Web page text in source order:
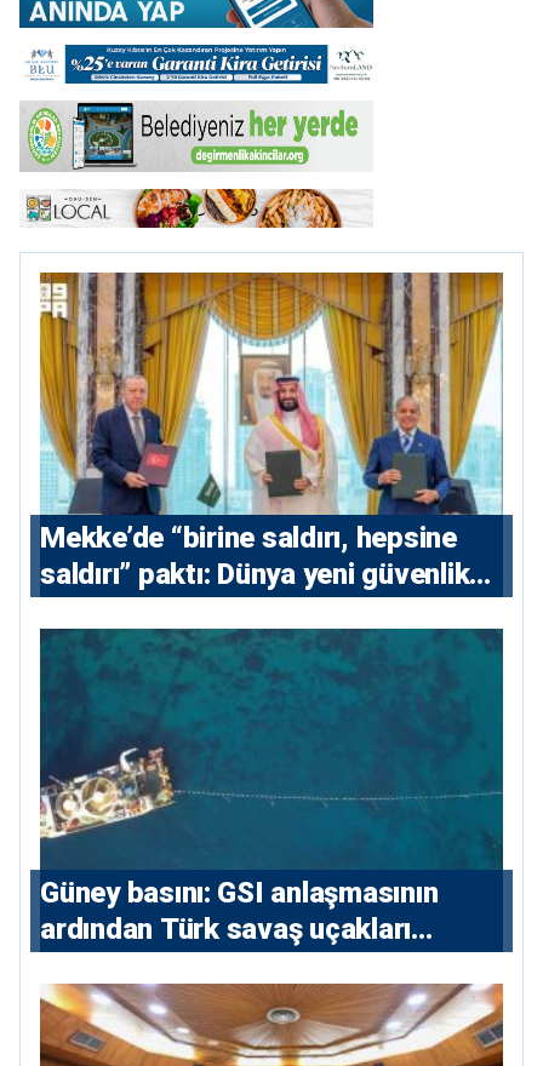
Mekke’de “birine saldırı, hepsine
saldırı” paktı: Dünya yeni güvenlik
Güney basını: ⁠GSI anlaşmasının
ardından Türk savaş uçakları